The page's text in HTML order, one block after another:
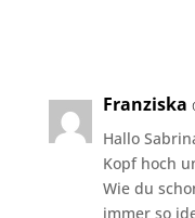
Franziska
Hallo
Kopf hoch
Wie du
immer so